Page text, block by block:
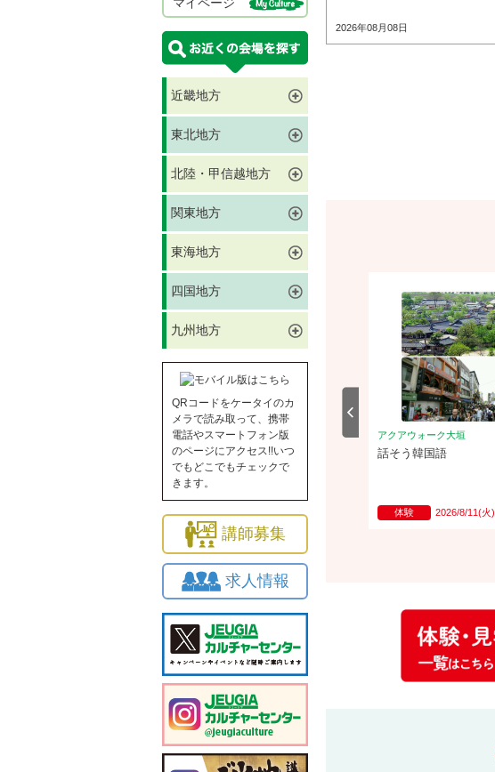
近畿地方
東北地方
北陸・甲信越地方
関東地方
東海地方
四国地方
九州地方
QRコードをケータイのカ
メラで読み取って、携帯
電話やスマートフォン版
のページにアクセス!!いつ
でもどこでもチェックで
きます。
講師募集
求人情報
2026年08月08日
アクアウォーク大垣
ローズシンフォニー開花道® ～バ
ラで磨く美意識とフラワーデザイ
ン～
体験 2026/9/16(水)
アクアウォーク大垣
話そう韓国語
体験 2026/8/11(火)